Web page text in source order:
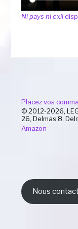
Ni pays ni exil
Placez vos
© 2012-2026,
26, Delmas 8,
Amazon
Nous